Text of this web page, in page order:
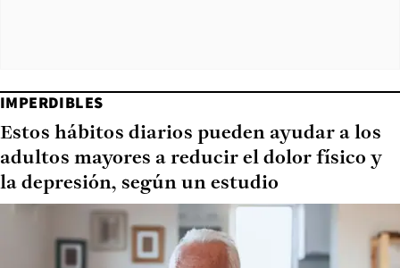
IMPERDIBLES
Estos hábitos diarios pueden ayudar a los
adultos mayores a reducir el dolor físico y
la depresión, según un estudio